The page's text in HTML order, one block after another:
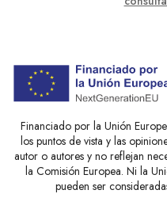
Financiado por la Unión
los puntos de vista y las
autor o autores y no reflejan
la Comisión Europea. Ni la
pueden ser